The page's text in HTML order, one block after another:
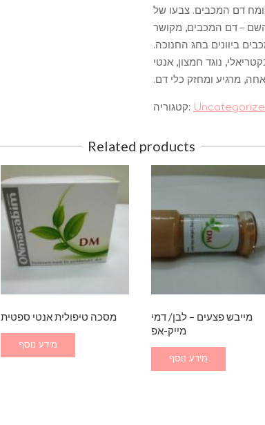
דם המכבים. צבעו של
– דם המכבים, מקושר
ביוונים בחג החנוכה.
נוגד חמצון, אנטי
מרגיע ומחזק כלי דם.
קטגוריה:
Related products
מסכה טיפולית אנטי ספטית
מידע נוסף
מייבש פצעים – לבן/ דמי
מייק-אפ
מידע נוסף